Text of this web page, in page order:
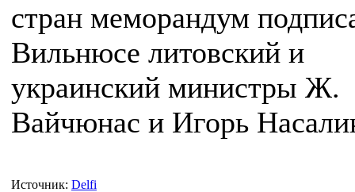
стран меморандум
Вильнюсе литовский и
украинский министры Ж.
Вайчюнас и Игорь
Источник: Delfi